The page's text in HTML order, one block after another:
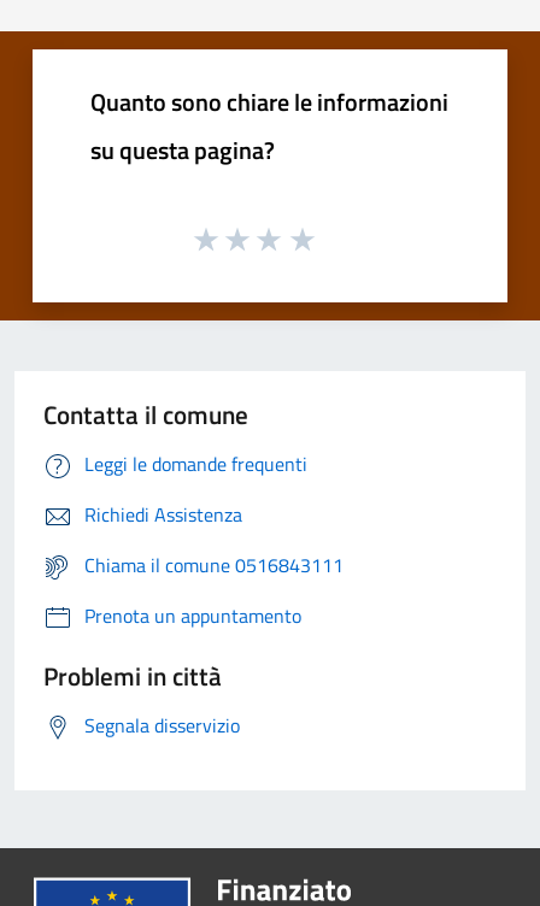
Quanto sono chiare le informazioni
su questa pagina?
Contatta il comune
Leggi le domande frequenti
Richiedi Assistenza
Chiama il comune 0516843111
Prenota un appuntamento
Problemi in città
Segnala disservizio